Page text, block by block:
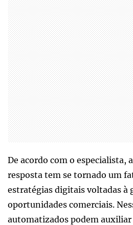
De acordo com o especialista,
resposta tem se tornado um
estratégias digitais voltadas à
oportunidades comerciais.
automatizados podem